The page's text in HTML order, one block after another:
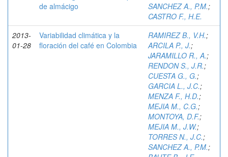
de almácigo
SANCHEZ A., P.M.;
CASTRO F., H.E.
2013-
01-28
Variabilidad climática y la
floración del café en Colombia
RAMIREZ B., V.H.;
ARCILA P., J.;
JARAMILLO R., A.;
RENDON S., J.R.;
CUESTA G., G.;
GARCIA L., J.C.;
MENZA F., H.D.;
MEJIA M., C.G.;
MONTOYA, D.F.;
MEJIA M., J.W.;
TORRES N., J.C.;
SANCHEZ A., P.M.;